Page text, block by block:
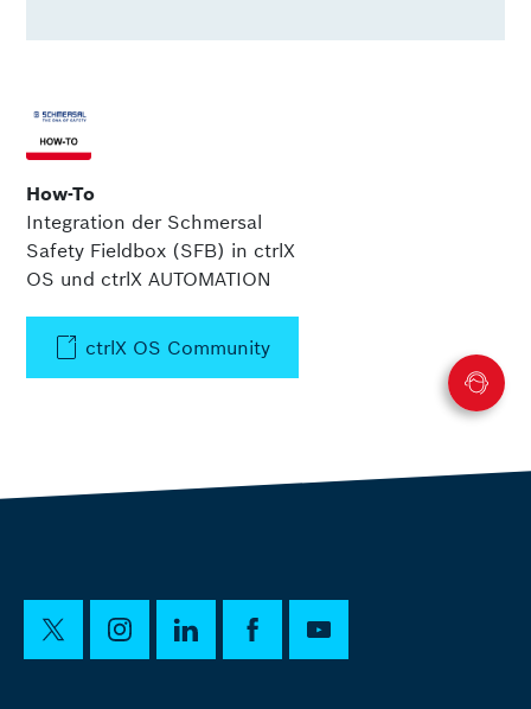
How-To
Integration der Schmersal
Safety Fieldbox (SFB) in ctrlX
OS und ctrlX AUTOMATION
ctrlX OS Community